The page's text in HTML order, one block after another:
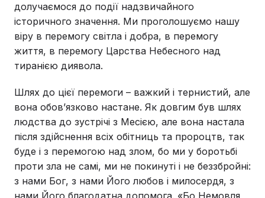
долучаємося до події надзвичайного
історичного значення. Ми проголошуємо нашу
віру в перемогу світла і добра, в перемогу
життя, в перемогу Царства Небесного над
тиранією диявола.
Шлях до цієї перемоги – важкий і тернистий, але
вона обов’язково настане. Як довгим був шлях
людства до зустрічі з Месією, але вона настала
після здійснення всіх обітниць та пророцтв, так
буде і з перемогою над злом, бо ми у боротьбі
проти зла не самі, ми не покинуті і не беззбройні:
з нами Бог, з нами Його любов і милосердя, з